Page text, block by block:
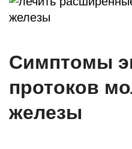
Симптомы
протоков
железы